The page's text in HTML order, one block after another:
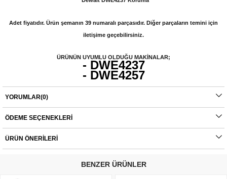
Adet fiyatıdır. Ürün şemanın 39 numaralı parçasıdır. Diğer parçaların temini için
iletişime geçebilirsiniz.
ÜRÜNÜN UYUMLU OLDUĞU MAKİNALAR;
- DWE4237
- DWE4257
Orijinal yedek parçalarda garanti durumu; yetkili servislerin haricinde yapılan
montajlarda ürünlerin iade veya değişim süreçleri bulunmamaktadır. Yedek
parçalar tamamı orijinal olup, fabrikadan çıkmadan kontrol edilmektedir. Yetkili
servis haricinde yapılan montajlardan kaynaklı sorunlar tamamen müşteriye aittir.
Ürünlerin değişim süreçlerindeki kargo bedelleri müşteriye aittir.
YORUMLAR(0)
ÖDEME SEÇENEKLERI
ÜRÜN ÖNERILERI
BENZER ÜRÜNLER